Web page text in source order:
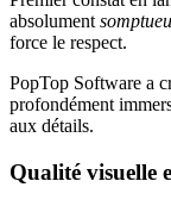
absolument
force le respect.
PopTop Software a
profondément
aux détails.
Qualité visuelle